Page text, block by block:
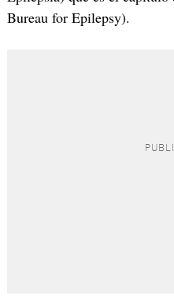
Bureau for Epilepsy).